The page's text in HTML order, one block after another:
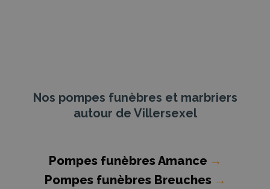
Nos pompes funèbres et marbriers
autour de Villersexel
Pompes funèbres Amance →
Pompes funèbres Breuches →